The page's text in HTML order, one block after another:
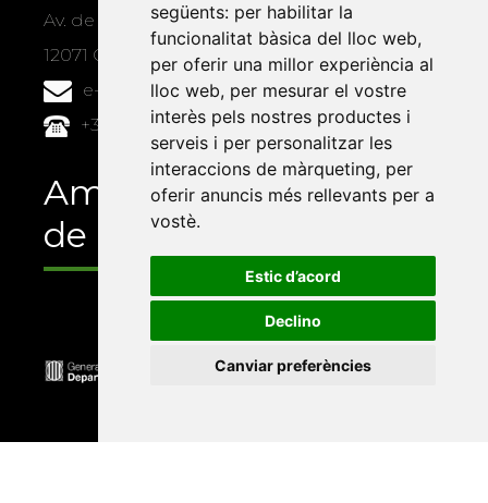
següents: per habilitar la
funcionalitat bàsica del lloc web,
per oferir una millor experiència al
lloc web, per mesurar el vostre
interès pels nostres productes i
serveis i per personalitzar les
interaccions de màrqueting, per
oferir anuncis més rellevants per a
vostè.
Estic d’acord
Declino
Canviar preferències
Av. de Vicent Sos Baynat, s/n
12071 Castelló de la Plana
e-buc@vives.org
+34 964 72 89 93
Amb el suport
de